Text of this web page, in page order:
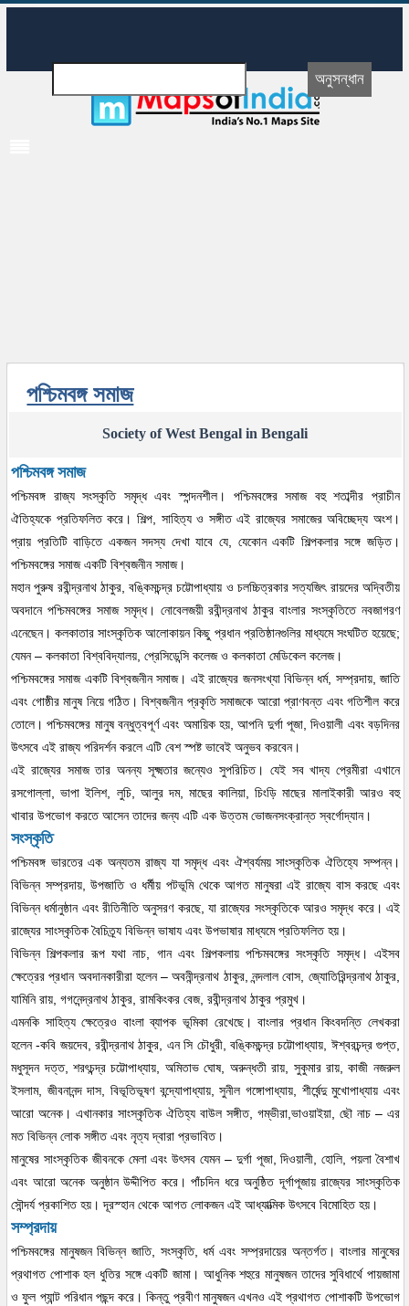
পশ্চিমবঙ্গ সমাজ
Society of West Bengal in Bengali
পশ্চিমবঙ্গ সমাজ
পশ্চিমবঙ্গ রাজ্য সংস্কৃতি সমৃদ্ধ এবং স্পন্দনশীল। পশ্চিমবঙ্গের সমাজ বহু শতাব্দীর প্রাচীন
ঐতিহ্যকে প্রতিফলিত করে। শিল্প, সাহিত্য ও সঙ্গীত এই রাজ্যের সমাজের অবিচ্ছেদ্য অংশ।
প্রায় প্রতিটি বাড়িতে একজন সদস্য দেখা যাবে যে, যেকোন একটি শিল্পকলার সঙ্গে জড়িত।
পশ্চিমবঙ্গের সমাজ একটি বিশ্বজনীন সমাজ।
মহান পুরুষ রবীন্দ্রনাথ ঠাকুর, বঙ্কিমচন্দ্র চট্টোপাধ্যায় ও চলচ্চিত্রকার সত্যজিৎ রায়দের অদ্বিতীয়
অবদানে পশ্চিমবঙ্গের সমাজ সমৃদ্ধ। নোবেলজয়ী রবীন্দ্রনাথ ঠাকুর বাংলার সংস্কৃতিতে নবজাগরণ
এনেছেন। কলকাতার সাংস্কৃতিক আলোকায়ন কিছু প্রধান প্রতিষ্ঠানগুলির মাধ্যমে সংঘটিত হয়েছে;
যেমন – কলকাতা বিশ্ববিদ্যালয়, প্রেসিডেন্সি কলেজ ও কলকাতা মেডিকেল কলেজ।
পশ্চিমবঙ্গের সমাজ একটি বিশ্বজনীন সমাজ। এই রাজ্যের জনসংখ্যা বিভিন্ন ধর্ম, সম্প্রদায়, জাতি
এবং গোষ্ঠীর মানুষ নিয়ে গঠিত। বিশ্বজনীন প্রকৃতি সমাজকে আরো প্রাণবন্ত এবং গতিশীল করে
তোলে। পশ্চিমবঙ্গের মানুষ বন্ধুত্বপূর্ণ এবং অমায়িক হয়, আপনি দুর্গা পূজা, দিওয়ালী এবং বড়দিনর
উৎসবে এই রাজ্য পরিদর্শন করলে এটি বেশ স্পষ্ট ভাবেই অনুভব করবেন।
এই রাজ্যের সমাজ তার অনন্য সূক্ষ্মতার জন্যেও সুপরিচিত। যেই সব খাদ্য প্রেমীরা এখানে
রসগোল্লা, ভাপা ইলিশ, লুচি, আলুর দম, মাছের কালিয়া, চিংড়ি মাছের মালাইকারী আরও বহু
খাবার উপভোগ করতে আসেন তাদের জন্য এটি এক উত্তম ভোজনসংক্রান্ত স্বর্গোদ্যান।
সংস্কৃতি
পশ্চিমবঙ্গ ভারতের এক অন্যতম রাজ্য যা সমৃদ্ধ এবং ঐশ্বর্যময় সাংস্কৃতিক ঐতিহ্যে সম্পন্ন।
বিভিন্ন সম্প্রদায়, উপজাতি ও ধর্মীয় পটভূমি থেকে আগত মানুষরা এই রাজ্যে বাস করছে এবং
বিভিন্ন ধর্মানুষ্ঠান এবং রীতিনীতি অনুসরণ করছে, যা রাজ্যের সংস্কৃতিকে আরও সমৃদ্ধ করে। এই
রাজ্যের সাংস্কৃতিক বৈচিত্র্য বিভিন্ন ভাষায এবং উপভাষার মাধ্যমে প্রতিফলিত হয়।
বিভিন্ন শিল্পকলার রূপ যথা নাচ, গান এবং শিল্পকলায় পশ্চিমবঙ্গের সংস্কৃতি সমৃদ্ধ। এইসব
ক্ষেত্রের প্রধান অবদানকারীরা হলেন – অবনীন্দ্রনাথ ঠাকুর, নন্দলাল বোস, জ্যোতিরিন্দ্রনাথ ঠাকুর,
যামিনি রায়, গগনেন্দ্রনাথ ঠাকুর, রামকিংকর বেজ, রবীন্দ্রনাথ ঠাকুর প্রমুখ।
এমনকি সাহিত্য ক্ষেত্রেও বাংলা ব্যাপক ভূমিকা রেখেছে। বাংলার প্রধান কিংবদন্তি লেখকরা
হলেন -কবি জয়দেব, রবীন্দ্রনাথ ঠাকুর, এন সি চৌধুরী, বঙ্কিমচন্দ্র চট্টোপাধ্যায়, ঈশ্বরচন্দ্র গুপ্ত,
মধুসূদন দত্ত, শরৎচন্দ্র চট্টোপাধ্যায়, অমিতাভ ঘোষ, অরুন্ধতী রায়, সুকুমার রায়, কাজী নজরুল
ইসলাম, জীবনানন্দ দাস, বিভূতিভূষণ বন্দ্যোপাধ্যায়, সুনীল গঙ্গোপাধ্যায়, শীর্ষেন্দু মুখোপাধ্যায় এবং
আরো অনেক। এখানকার সাংস্কৃতিক ঐতিহ্য বাউল সঙ্গীত, গম্ভীরা,ভাওয়াইয়া, ছৌ নাচ – এর
মত বিভিন্ন লোক সঙ্গীত এবং নৃত্য দ্বারা প্রভাবিত।
মানুষের সাংস্কৃতিক জীবনকে মেলা এবং উৎসব যেমন – দুর্গা পূজা, দিওয়ালী, হোলি, পয়লা বৈশাখ
এবং আরো অনেক অনুষ্ঠান উদ্দীপিত করে। পাঁচদিন ধরে অনুষ্ঠিত দূর্গাপূজায় রাজ্যের সাংস্কৃতিক
সৌন্দর্য প্রকাশিত হয়। দূরস্হান থেকে আগত লোকজন এই আধ্যাত্মিক উৎসবে বিমোহিত হয়।
সম্প্রদায়
পশ্চিমবঙ্গের মানুষজন বিভিন্ন জাতি, সংস্কৃতি, ধর্ম এবং সম্প্রদায়ের অন্তর্গত। বাংলার মানুষের
প্রথাগত পোশাক হল ধুতির সঙ্গে একটি জামা। আধুনিক শহুরে মানুষজন তাদের সুবিধার্থে পায়জামা
ও ফুল প্যান্ট পরিধান পছন্দ করে। কিন্তু প্রবীণ মানুষজন এখনও এই প্রথাগত পোশাকটি উপভোগ